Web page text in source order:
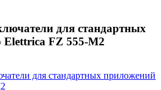
для стандартных
FZ 555-M2